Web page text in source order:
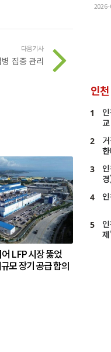
다음기사
집중 관리
LFP 시장 뚫었
모 장기 공급 합의
인천
1
2
3
4
5